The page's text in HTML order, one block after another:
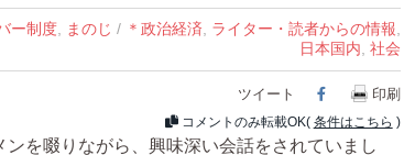
ー制度, まのじ / ＊政治経済 ライター・読者からの情報
日本国内 社会
ツイート Facebook
印刷
コメントのみ転載OK( 条件はこちら )
を啜りながら、興味深い会話をされていまし